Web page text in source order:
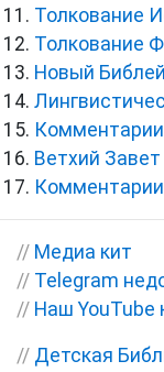
Толкование
Толкование
Новый
Ветхий
// Медиа кит
// Telegram
// Наш YouTube
// Детская